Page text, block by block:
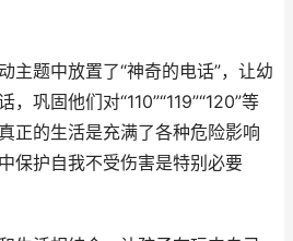
主题中放置了“神奇的电话”，让幼
巩固他们对“110”“119”“120”等
正的生活是充满了各种危险影响
保护自我不受伤害是特别必要